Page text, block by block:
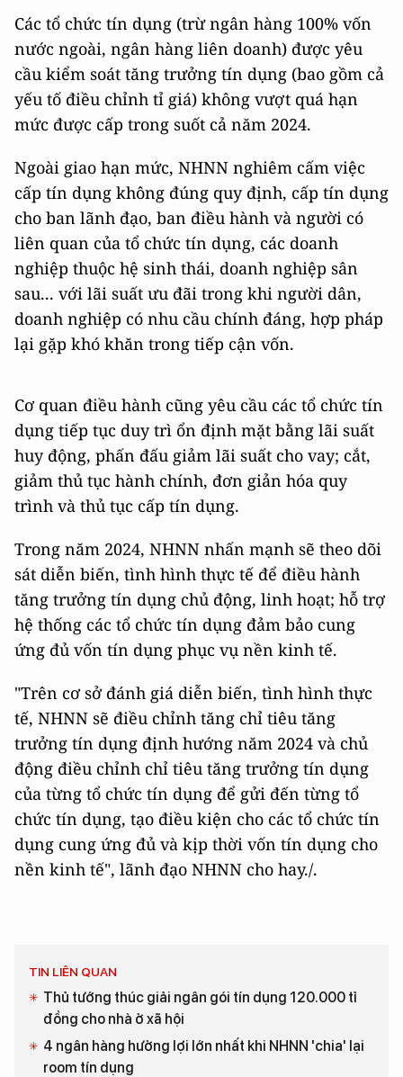
Các tổ chức tín dụng (trừ ngân hàng 100% vốn
nước ngoài, ngân hàng liên doanh) được yêu
cầu kiểm soát tăng trưởng tín dụng (bao gồm cả
yếu tố điều chỉnh tỉ giá) không vượt quá hạn
mức được cấp trong suốt cả năm 2024.
Ngoài giao hạn mức, NHNN nghiêm cấm việc
cấp tín dụng không đúng quy định, cấp tín dụng
cho ban lãnh đạo, ban điều hành và người có
liên quan của tổ chức tín dụng, các doanh
nghiệp thuộc hệ sinh thái, doanh nghiệp sân
sau... với lãi suất ưu đãi trong khi người dân,
doanh nghiệp có nhu cầu chính đáng, hợp pháp
lại gặp khó khăn trong tiếp cận vốn.
Cơ quan điều hành cũng yêu cầu các tổ chức tín
dụng tiếp tục duy trì ổn định mặt bằng lãi suất
huy động, phấn đấu giảm lãi suất cho vay; cắt,
giảm thủ tục hành chính, đơn giản hóa quy
trình và thủ tục cấp tín dụng.
Trong năm 2024, NHNN nhấn mạnh sẽ theo dõi
sát diễn biến, tình hình thực tế để điều hành
tăng trưởng tín dụng chủ động, linh hoạt; hỗ trợ
hệ thống các tổ chức tín dụng đảm bảo cung
ứng đủ vốn tín dụng phục vụ nền kinh tế.
"Trên cơ sở đánh giá diễn biến, tình hình thực
tế, NHNN sẽ điều chỉnh tăng chỉ tiêu tăng
trưởng tín dụng định hướng năm 2024 và chủ
động điều chỉnh chỉ tiêu tăng trưởng tín dụng
của từng tổ chức tín dụng để gửi đến từng tổ
chức tín dụng, tạo điều kiện cho các tổ chức tín
dụng cung ứng đủ và kịp thời vốn tín dụng cho
nền kinh tế", lãnh đạo NHNN cho hay./.
TIN LIÊN QUAN
Thủ tướng thúc giải ngân gói tín dụng 120.000 tỉ
đồng cho nhà ở xã hội
4 ngân hàng hưởng lợi lớn nhất khi NHNN 'chia' lại
room tín dụng